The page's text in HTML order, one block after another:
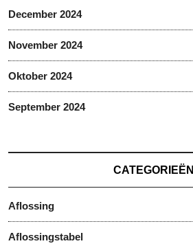
December 2024
November 2024
Oktober 2024
September 2024
CATEGORIEËN
Aflossing
Aflossingstabel